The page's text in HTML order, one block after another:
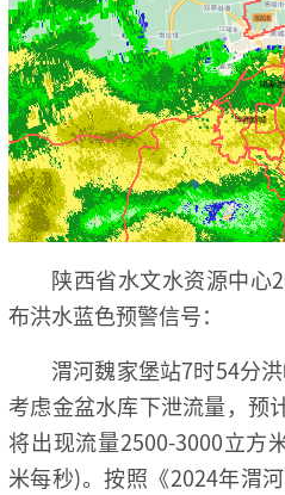
陕西省水文水资源中心
布洪水蓝色预警信号：
渭河魏家堡站7时54分
考虑金盆水库下泄流量，预
将出现流量2500-3000立方
米每秒)。按照《2024年渭